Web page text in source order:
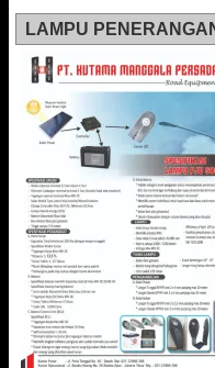
LAMPU